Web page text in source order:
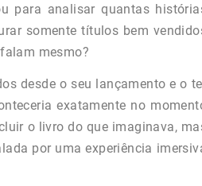
para analisar quantas
somente títulos bem
mesmo?
desde o seu lançamento e o
exatamente no
o livro do que imaginava,
por uma experiência